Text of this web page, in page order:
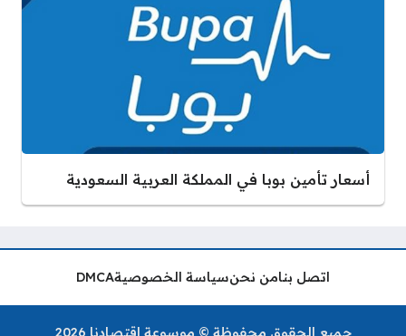
أسعار تأمين بوبا في المملكة العربية السعودية
اتصل بنامن نحنسياسة الخصوصيةDMCA